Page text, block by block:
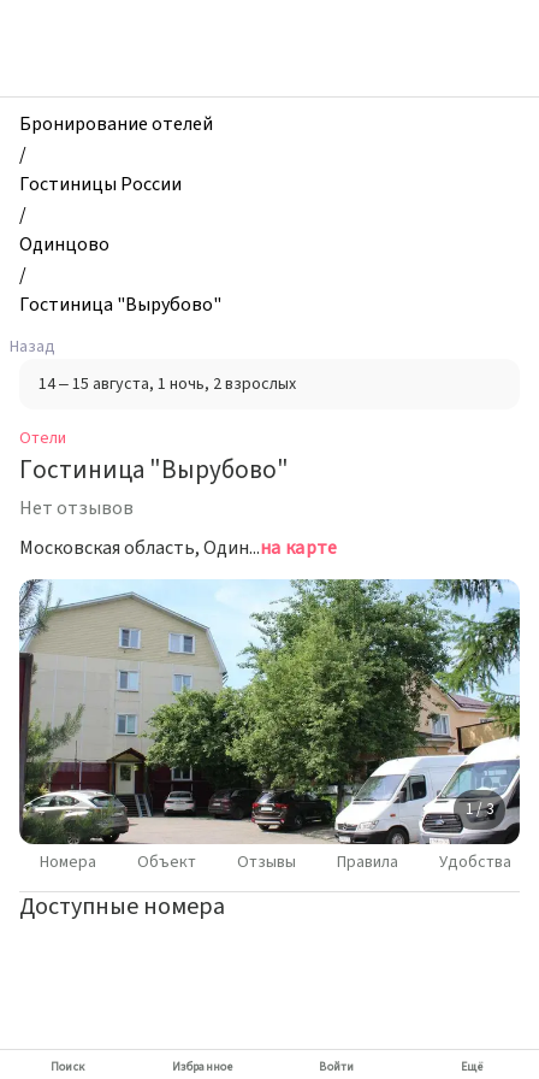
Гостиница
"Вырубово",
Одинцово,
Россия
Бронирование отелей
/
Гостиницы России
/
Одинцово
/
Гостиница "Вырубово"
Назад
14 – 15 августа, 1 ночь, 2 взрослых
Отели
Гостиница "Вырубово"
Нет отзывов
Московская область, Одинцовский район, г. Одинцово, ул. Вырубово, д. 111Ана карте
1 / 3
Номера Объект Отзывы Правила Удобства
Доступные номера
Поиск Избранное Войти Ещё